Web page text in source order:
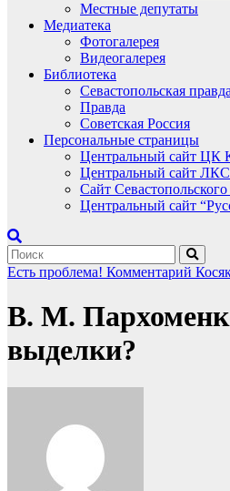
Местные депутаты
Медиатека
Фотогалерея
Видеогалерея
Библиотека
Севастопольская правда
Правда
Советская Россия
Персональные страницы
Центральный сайт
Центральный сайт
Сайт
Центральный сайт
Есть проблема! Комментарий
В. М.
выделки?